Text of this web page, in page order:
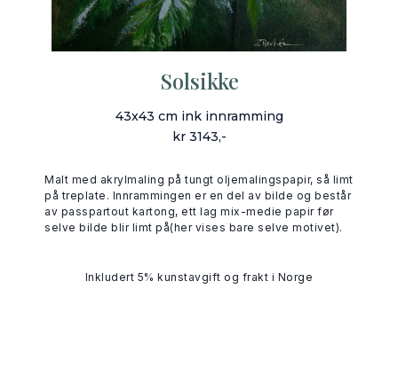
Solsikke
43x43 cm ink innramming
kr 3143,-
Malt med akrylmaling på tungt oljemalingspapir, så limt
på treplate. Innrammingen er en del av bilde og består
av passpartout kartong, ett lag mix-medie papir før
selve bilde blir limt på(her vises bare selve motivet).
Inkludert 5% kunstavgift og frakt i Norge